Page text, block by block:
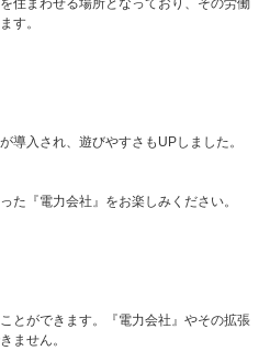
住まわせる場所となっており、その労働
す。
導入され、遊びやすさもUPしました。
た『電力会社』をお楽しみください。
とができます。『電力会社』やその拡張
ません。